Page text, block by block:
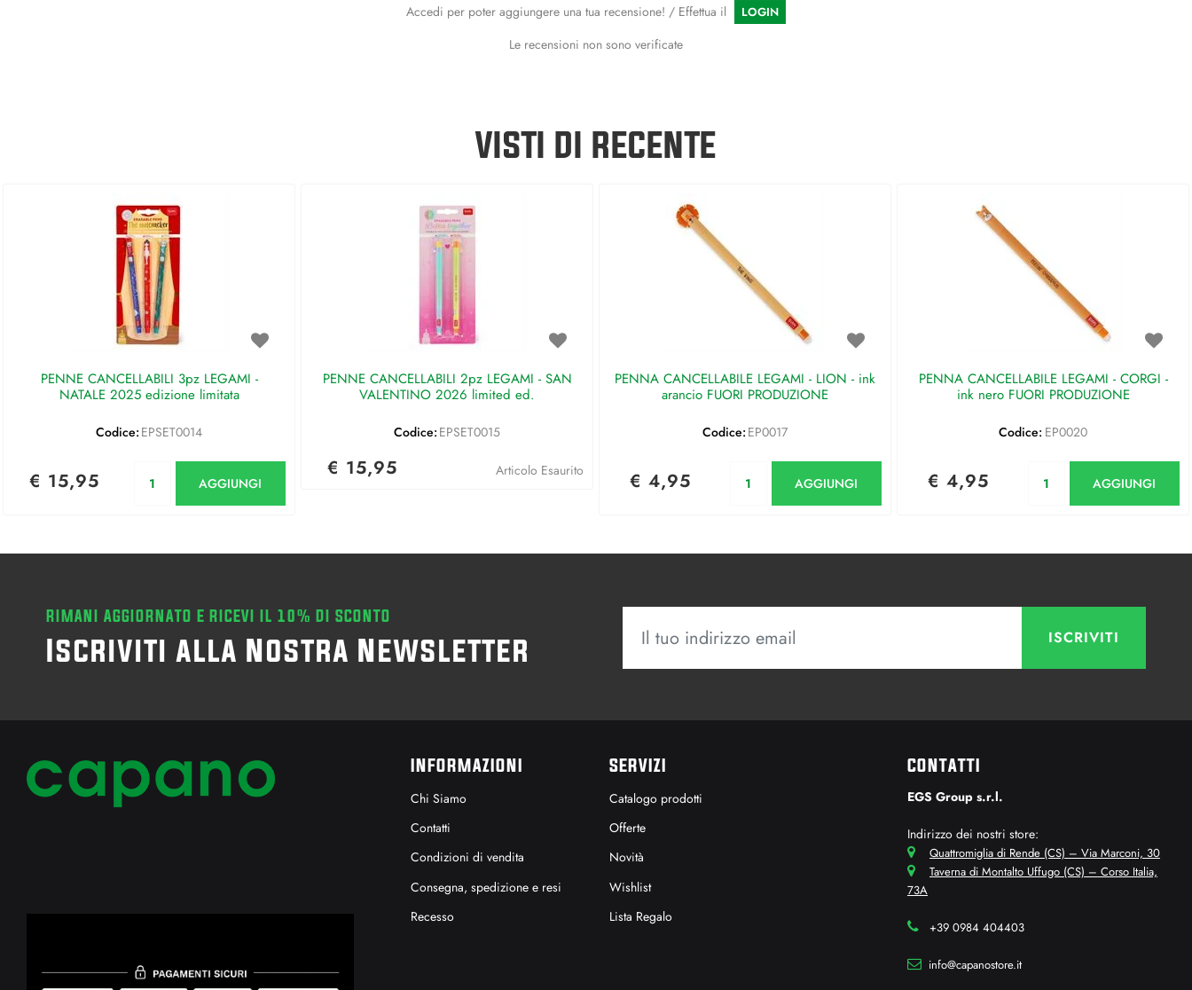
Accedi per poter aggiungere una tua recensione! / Effettua il LOGIN
Le recensioni non sono verificate
VISTI DI RECENTE
PENNE CANCELLABILI 3pz LEGAMI -
NATALE 2025 edizione limitata
Codice: EPSET0014
€ 15,95 AGGIUNGI
PENNE CANCELLABILI 2pz LEGAMI - SAN
VALENTINO 2026 limited ed.
Codice: EPSET0015
€ 15,95 Articolo Esaurito
PENNA CANCELLABILE LEGAMI - LION - ink
arancio FUORI PRODUZIONE
Codice: EP0017
€ 4,95 AGGIUNGI
PENNA CANCELLABILE LEGAMI - CORGI -
ink nero FUORI PRODUZIONE
Codice: EP0020
€ 4,95 AGGIUNGI
RIMANI AGGIORNATO E RICEVI IL 10% DI SCONTO
Iscriviti alla Nostra Newsletter
INFORMAZIONI
Chi Siamo
Contatti
Condizioni di vendita
Consegna, spedizione e resi
Recesso
SERVIZI
Catalogo prodotti
Offerte
Novità
Wishlist
Lista Regalo
CONTATTI
EGS Group s.r.l.
Indirizzo dei nostri store:
Quattromiglia di Rende (CS) – Via Marconi, 30
Taverna di Montalto Uffugo (CS) – Corso Italia,
73A
+39 0984 404403
info@capanostore.it